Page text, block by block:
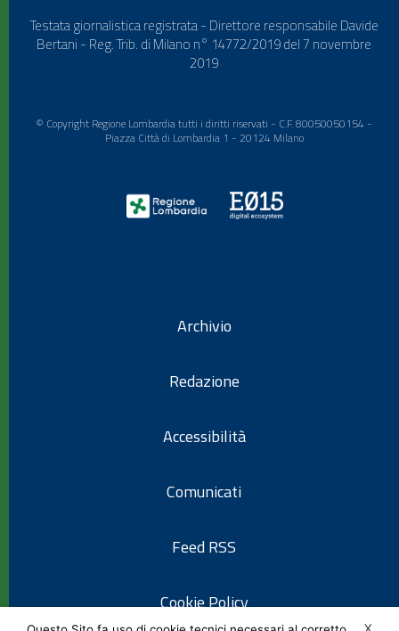
Testata giornalistica registrata - Direttore responsabile Davide
Bertani - Reg. Trib. di Milano n° 14772/2019 del 7 novembre
2019
© Copyright Regione Lombardia tutti i diritti riservati - C.F. 80050050154 -
Piazza Città di Lombardia 1 - 20124 Milano
Archivio
Redazione
Accessibilità
Comunicati
Feed RSS
Cookie Policy